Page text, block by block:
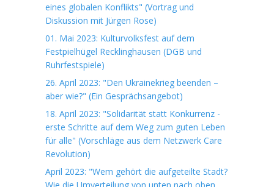
eines globalen Konflikts" (Vortrag und
Diskussion mit Jürgen Rose)
01. Mai 2023: Kulturvolksfest auf dem
Festpielhügel Recklinghausen (DGB und
Ruhrfestspiele)
26. April 2023: "Den Ukrainekrieg beenden –
aber wie?" (Ein Gesprächsangebot)
18. April 2023: "Solidarität statt Konkurrenz -
erste Schritte auf dem Weg zum guten Leben
für alle" (Vorschläge aus dem Netzwerk Care
Revolution)
April 2023: "Wem gehört die aufgeteilte Stadt?